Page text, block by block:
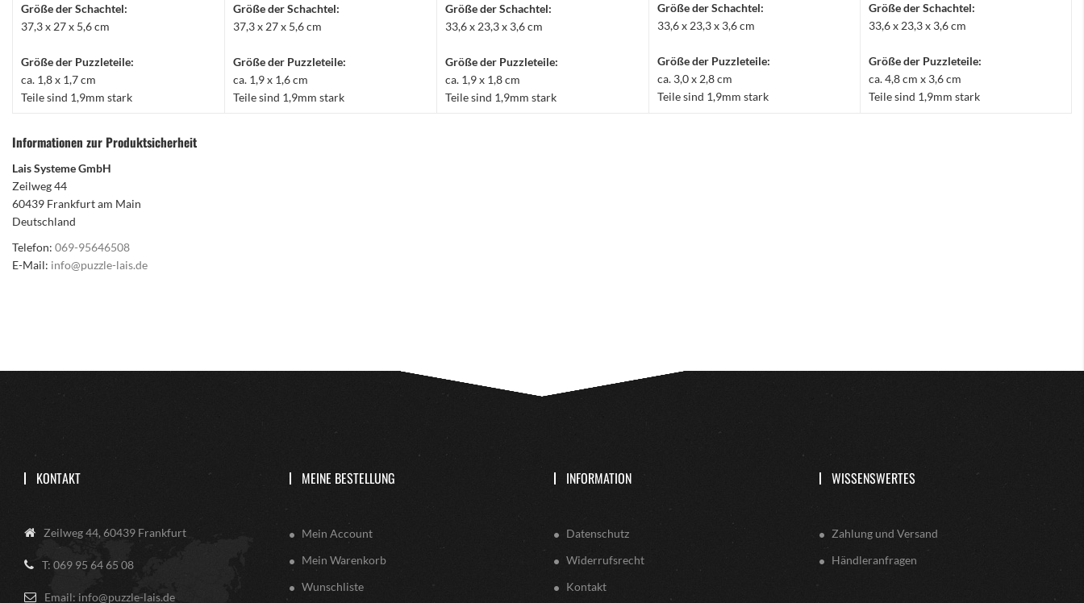
Größe der Schachtel:
37,3 x 27 x 5,6 cm
Größe der Puzzleteile:
ca. 1,8 x 1,7 cm
Teile sind 1,9mm stark
Größe der Schachtel:
37,3 x 27 x 5,6 cm
Größe der Puzzleteile:
ca. 1,9 x 1,6 cm
Teile sind 1,9mm stark
Größe der Schachtel:
33,6 x 23,3 x 3,6 cm
Größe der Puzzleteile:
ca. 1,9 x 1,8 cm
Teile sind 1,9mm stark
Größe der Schachtel:
33,6 x 23,3 x 3,6 cm
Größe der Puzzleteile:
ca. 3,0 x 2,8 cm
Teile sind 1,9mm stark
Größe der Schachtel:
33,6 x 23,3 x 3,6 cm
Größe der Puzzleteile:
ca. 4,8 cm x 3,6 cm
Teile sind 1,9mm stark
Informationen zur Produktsicherheit
Lais Systeme GmbH
Zeilweg 44
60439 Frankfurt am Main
Deutschland
Telefon: 069-95646508
E-Mail: info@puzzle-lais.de
KONTAKT
Zeilweg 44, 60439 Frankfurt
T: 069 95 64 65 08
Email: info@puzzle-lais.de
MEINE BESTELLUNG
Mein Account
Mein Warenkorb
Wunschliste
INFORMATION
Datenschutz
Widerrufsrecht
Kontakt
WISSENSWERTES
Zahlung und Versand
Händleranfragen